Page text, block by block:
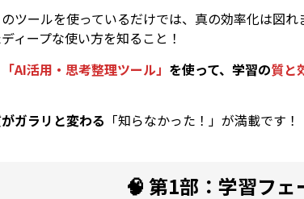
ツールを使っているだけでは、真の効率化は図
ィープな使い方を知ること！
「AI活用・思考整理ツール」 を使って、学習の質と
ガラリと変わる 「知らなかった！」が満載です！
🧠 第1部：学習フェ